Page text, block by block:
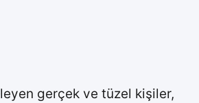
gerçek ve tüzel kişiler,